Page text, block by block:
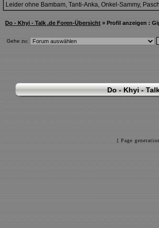
Leider ohne Bambam, Tanti-Anka, Onkel-Sammy,
Do - Khyi - Talk .de Foren-Übersicht » Profil anzeigen :
Gehe zu:
Do - Khyi -
[ Page